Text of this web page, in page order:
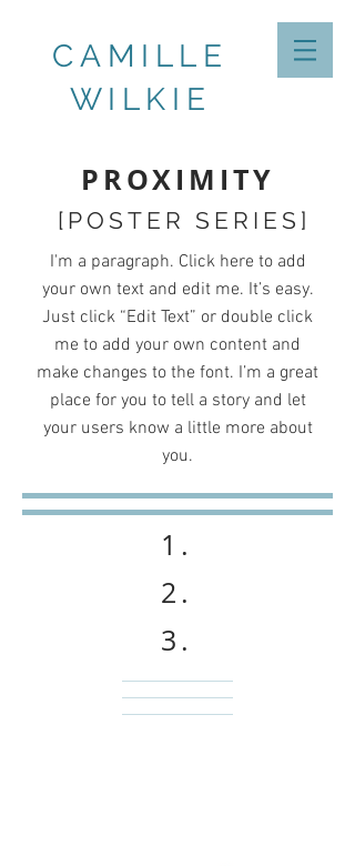
CAMILLE
WILKIE
PROXIMITY
[POSTER SERIES]
I'm a paragraph. Click here to add
your own text and edit me. It’s easy.
Just click “Edit Text” or double click
me to add your own content and
make changes to the font. I’m a great
place for you to tell a story and let
your users know a little more about
you.
1.
2.
3.